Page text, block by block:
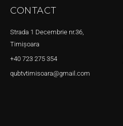
CONTACT
Strada 1 Decembrie nr.36,
Timișoara
+40 723 275 354
qubtvtimisoara@gmail.com